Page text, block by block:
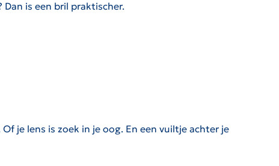
is een bril praktischer.
je lens is zoek in je oog. En een vuiltje achter je